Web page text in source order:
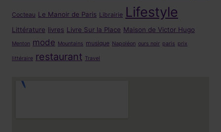
Cocteau Le Manoir de Paris Librairie Lifestyle
Littérature livres Livre Sur la Place Maison de Victor Hugo
Menton mode Mountains musique Napoléon ours noir paris prix
littéraire restaurant Travel